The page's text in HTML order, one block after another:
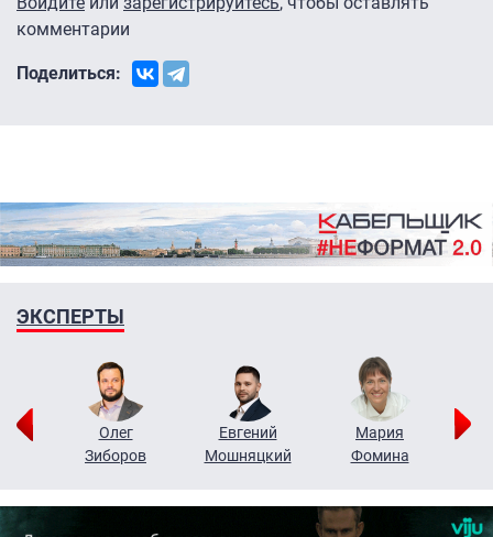
комментарии
Поделиться:
ЭКСПЕРТЫ
Олег
Зиборов
Евгений
Мошняцкий
Мария
Фомина